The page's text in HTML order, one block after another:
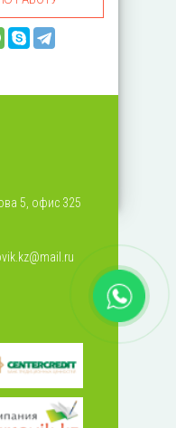
5, офис 325